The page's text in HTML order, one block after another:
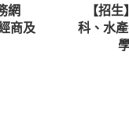
網
商及
【招
科、水